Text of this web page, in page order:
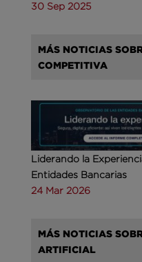
30 Sep 2025
MÁS NOTICIAS
COMPETITIVA
Liderando la
Entidades Bancarias
24 Mar 2026
MÁS NOTICIAS
ARTIFICIAL